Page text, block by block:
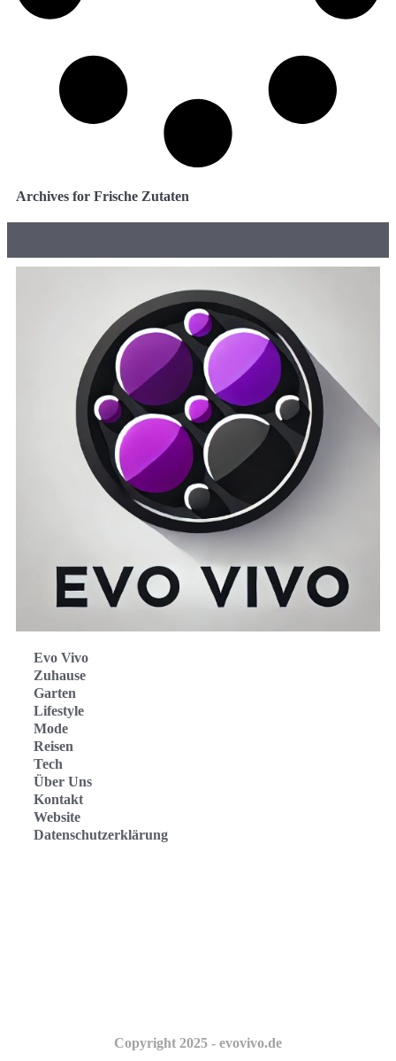
Archives for Frische Zutaten
Evo Vivo
Zuhause
Garten
Lifestyle
Mode
Reisen
Tech
Über Uns
Kontakt
Website
Datenschutzerklärung
Copyright 2025 - evovivo.de